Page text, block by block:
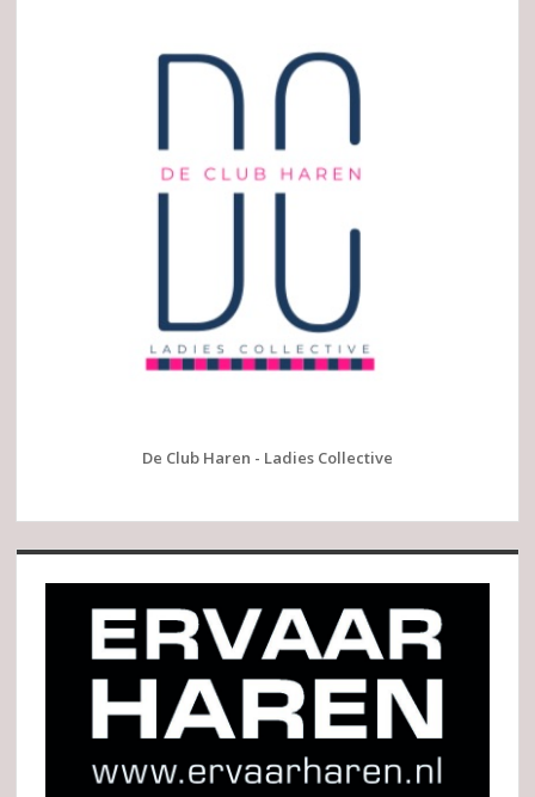
De Club Haren - Ladies Collective